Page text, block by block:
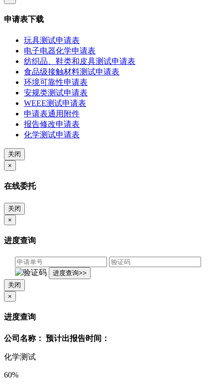
申请表下载
玩具测试申请表
电子电器化学申请表
纺织品、鞋类和皮具测试申请表
食品级接触材料测试申请表
环境可靠性申请表
安规类测试申请表
WEEE测试申请表
申请表通用附件
报告修改申请表
化学测试申请表
关闭
×
在线委托
关闭
×
进度查询
关闭
×
进度查询
公司名称： 预计出报告时间：
化学测试
60%